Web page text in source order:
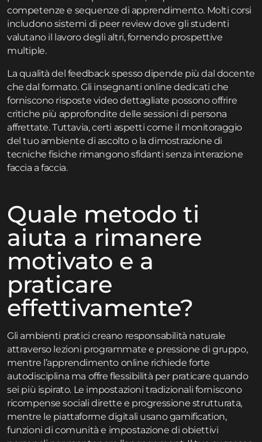
competenze e sequenze di apprendimento. Molti corsi
includono sistemi di peer review dove gli studenti
valutano il lavoro degli altri, fornendo prospettive
multiple.
La qualità del feedback spesso dipende più dal docente
che dal formato. Gli insegnanti online dedicati che
forniscono risposte video dettagliate possono offrire
critiche più approfondite delle sessioni di persona
affrettate. Tuttavia, certi aspetti come il monitoraggio
del tuo ambiente di ascolto o la dimostrazione di
tecniche fisiche rimangono sfidanti senza interazione
faccia a faccia.
Quale metodo ti
aiuta a rimanere
motivato e a
praticare
effettivamente?
Gli ambienti pratici creano responsabilità naturale
attraverso lezioni programmate e pressione di gruppo,
mentre l’apprendimento online richiede forte
autodisciplina ma offre flessibilità per praticare quando
sei più ispirato. Le impostazioni tradizionali forniscono
ricompense sociali dirette e progressione strutturata,
mentre le piattaforme digitali usano gamification,
funzioni di comunità e impostazione di obiettivi